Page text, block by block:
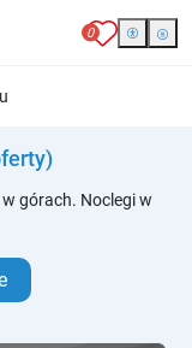
0
górach. Noclegi w